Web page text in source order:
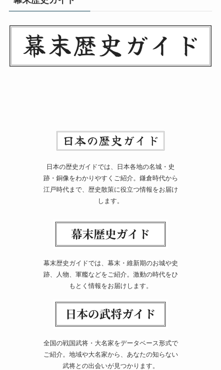
日本の歴史ガイドでは、日本各地の名城・史
跡・銅像をわかりやすくご紹介。鎌倉時代から
江戸時代まで、歴史散策に役立つ情報をお届け
します。
幕末歴史ガイドでは、幕末・維新期のお城や史
跡、人物、軍艦などをご紹介。激動の時代をひ
もとく情報をお届けします。
全国の戦国武将・大名家をデータベース形式で
ご紹介。地域や大名家から、あなたの知らない
武将との出会いが見つかります。